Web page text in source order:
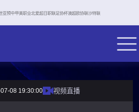
亚预中甲美职业北爱超日职联足协杯澳超欧协联沙特联
08 19:30:00 视频直播